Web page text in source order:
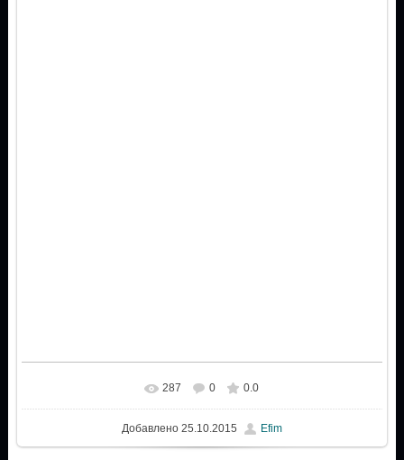
287 0 0.0
Добавлено25.10.2015 Efim